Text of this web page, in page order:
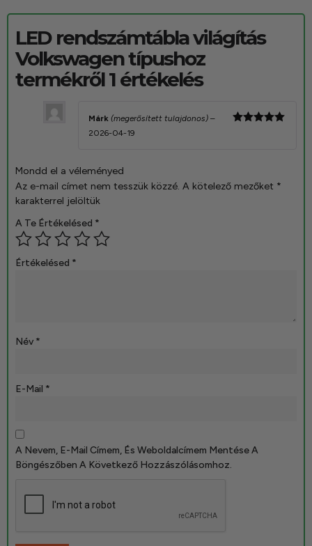
LED rendszámtábla világítás
Volkswagen típushoz
termékről 1 értékelés
Márk (megerősített tulajdonos) –
2026-04-19
Mondd el a véleményed
Az e-mail címet nem tesszük közzé. A kötelező mezőket *
karakterrel jelöltük
A Te Értékelésed *
Értékelésed *
Név *
E-Mail *
A Nevem, E-Mail Címem, És Weboldalcímem Mentése A
Böngészőben A Következő Hozzászólásomhoz.